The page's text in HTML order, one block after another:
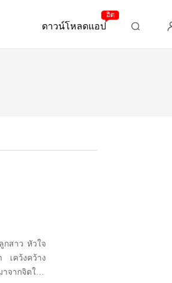
ดาวน์โหลดแอป
ฮิต
กสาว หัวใจ
เคว้งคว้าง
จากจิตใจ